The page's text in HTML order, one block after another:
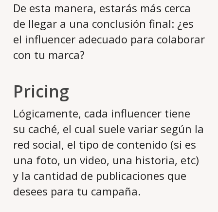
De esta manera, estarás más cerca
de llegar a una conclusión final: ¿es
el influencer adecuado para colaborar
con tu marca?
Pricing
Lógicamente, cada influencer tiene
su caché, el cual suele variar según la
red social, el tipo de contenido (si es
una foto, un video, una historia, etc)
y la cantidad de publicaciones que
desees para tu campaña.